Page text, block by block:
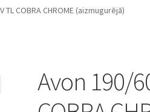
TL COBRA CHROME (aizmugurējā)
Avon 190/